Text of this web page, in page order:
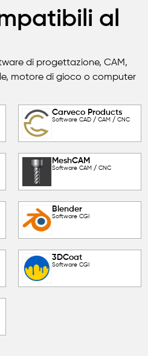
al
di progettazione, CAM,
motore di gioco o computer
Carveco Products
Software CAD / CAM / CNC
MeshCAM
Software CAM / CNC
Blender
Software CGI
3DCoat
Software CGI